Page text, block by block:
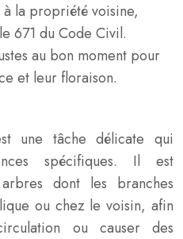
la propriété voisine,
671 du Code Civil.
au bon moment pour
et leur floraison.
une tâche délicate qui
spécifiques. Il est
dont les branches
ou chez le voisin, afin
ou causer des